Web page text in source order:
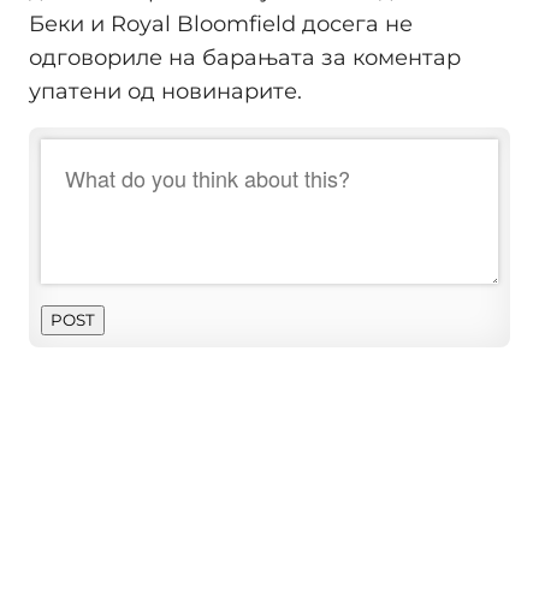
Беки и Royal Bloomfield досега не
одговориле на барањата за коментар
упатени од новинарите.
POST